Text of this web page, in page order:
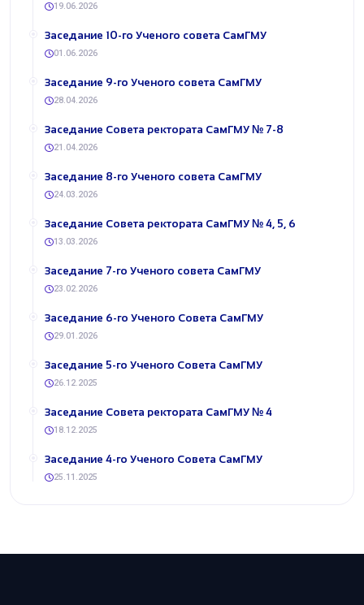
19.06.2026
​Заседание 10-го Ученого совета СамГМУ
01.06.2026
​Заседание 9-го Ученого совета СамГМУ
28.04.2026
​Заседание Совета ректората СамГМУ № 7-8
21.04.2026
​Заседание 8-го Ученого совета СамГМУ
24.03.2026
​Заседание Совета ректората СамГМУ № 4, 5, 6
13.03.2026
​Заседание 7-го Ученого совета СамГМУ
23.02.2026
​Заседание 6-го Ученого Совета СамГМУ
29.01.2026
​Заседание 5-го Ученого Совета СамГМУ
26.12.2025
​Заседание Совета ректората СамГМУ № 4
18.12.2025
​Заседание 4-го Ученого Совета СамГМУ
25.11.2025